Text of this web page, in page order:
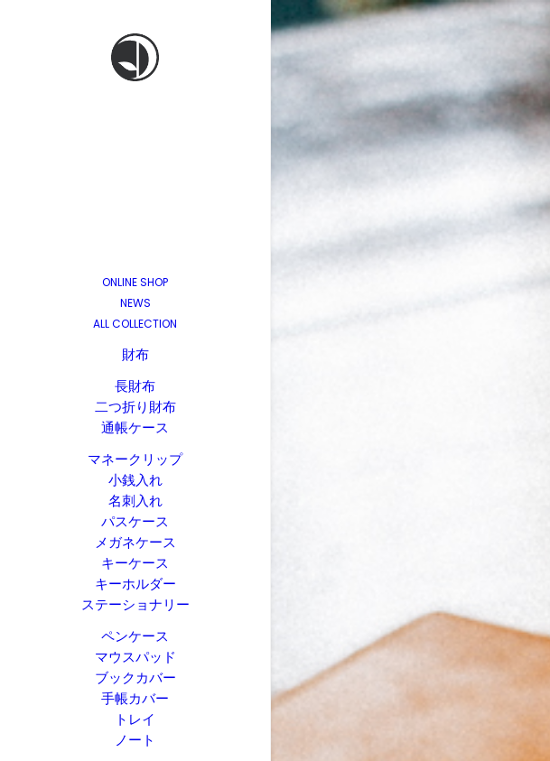
ONLINE SHOP
NEWS
ALL COLLECTION
財布
長財布
二つ折り財布
通帳ケース
マネークリップ
小銭入れ
名刺入れ
パスケース
メガネケース
キーケース
キーホルダー
ステーショナリー
ペンケース
マウスパッド
ブックカバー
手帳カバー
トレイ
ノート